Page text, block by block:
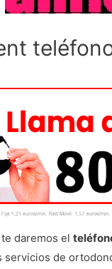
daremos el
servicios de